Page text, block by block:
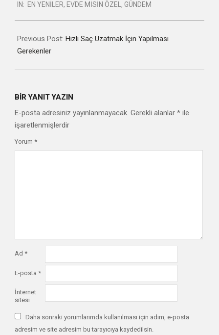
03-
15
IN: EN YENILER, EVDE MİSİN ÖZEL , GÜNDEM
Previous Post: Hızlı Saç Uzatmak İçin Yapılması
Gerekenler
BIR YANIT YAZIN
E-posta adresiniz yayınlanmayacak. Gerekli alanlar * ile
işaretlenmişlerdir
Yorum *
Ad *
E-posta *
İnternet
sitesi
Daha sonraki yorumlarımda kullanılması için adım, e-posta
adresim ve site adresim bu tarayıcıya kaydedilsin.